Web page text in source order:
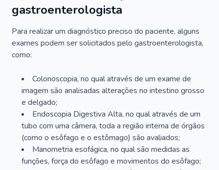
gastroenterologista
Para realizar um diagnóstico preciso do paciente, alguns
exames podem ser solicitados pelo gastroenterologista,
como:
Colonoscopia, no qual através de um exame de
imagem são analisadas alterações no intestino grosso
e delgado;
Endoscopia Digestiva Alta, no qual através de um
tubo com uma câmera, toda a região interna de órgãos
(como o esôfago e o estômago) são avaliados;
Manometria esofágica, no qual são medidas as
funções, força do esôfago e movimentos do esôfago;